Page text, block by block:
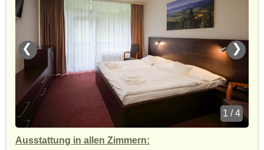
❮ ❯
1 / 4
Ausstattung in allen Zimmern: